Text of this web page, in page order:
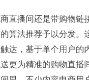
直播间还是带购物链
算法推荐予以分发。
达，基于单个用户的
更为精准的购物直播